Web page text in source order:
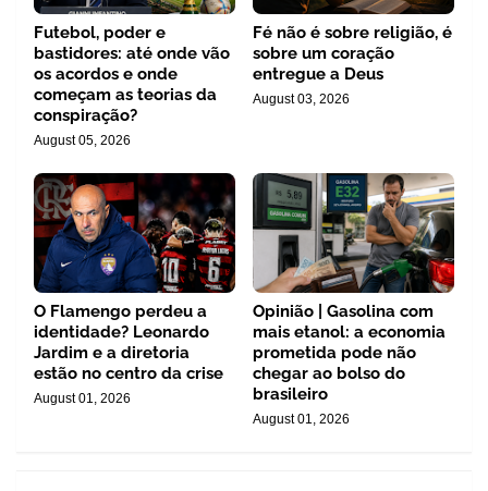
Futebol, poder e
bastidores: até onde vão
os acordos e onde
começam as teorias da
conspiração?
August 05, 2026
Fé não é sobre religião, é
sobre um coração
entregue a Deus
August 03, 2026
O Flamengo perdeu a
identidade? Leonardo
Jardim e a diretoria
estão no centro da crise
August 01, 2026
Opinião | Gasolina com
mais etanol: a economia
prometida pode não
chegar ao bolso do
brasileiro
August 01, 2026